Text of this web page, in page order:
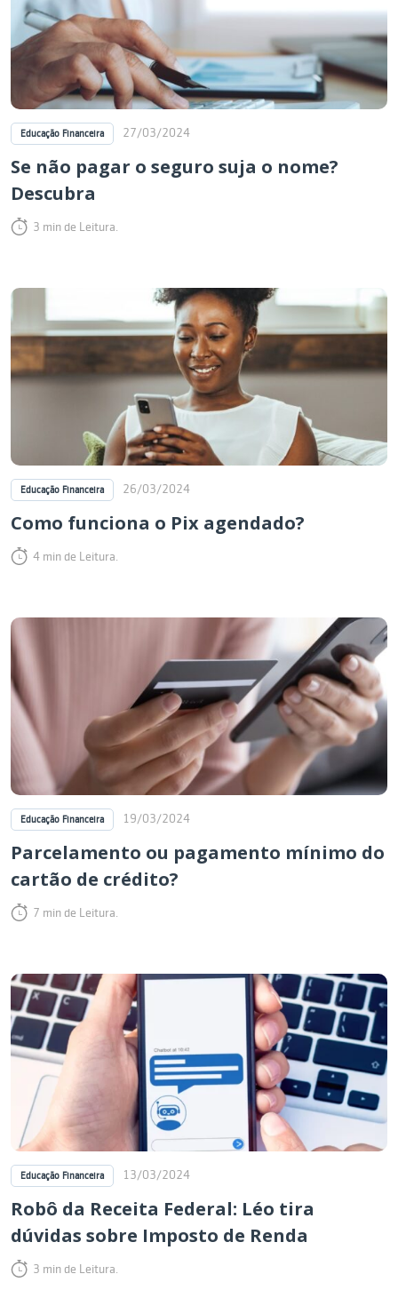
Educação Financeira 27/03/2024
Se não pagar o seguro suja o nome?
Descubra
3 min de Leitura.
Educação Financeira 26/03/2024
Como funciona o Pix agendado?
4 min de Leitura.
Educação Financeira 19/03/2024
Parcelamento ou pagamento mínimo do
cartão de crédito?
7 min de Leitura.
Educação Financeira 13/03/2024
Robô da Receita Federal: Léo tira
dúvidas sobre Imposto de Renda
3 min de Leitura.